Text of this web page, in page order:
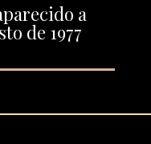
a
de 1977